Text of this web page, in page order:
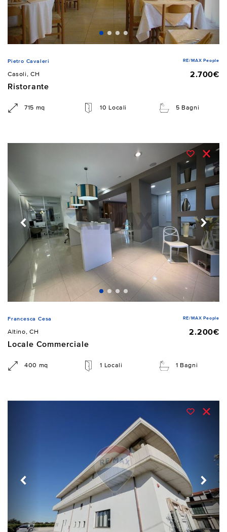
Pietro Cavaleri RE/MAX People
Casoli, CH
2.700€
Ristorante
715 mq 10 Locali 5 Bagni
Francesca Cesa RE/MAX People
Altino, CH
2.200€
Locale Commerciale
400 mq 1 Locali 1 Bagni